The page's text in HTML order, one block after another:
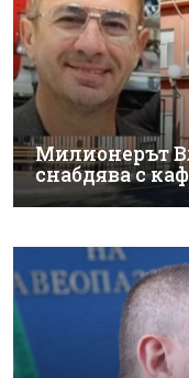
Милионерът
снабдява с